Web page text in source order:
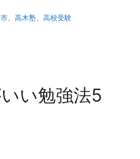
、高木塾 、高校受験
い勉強法5